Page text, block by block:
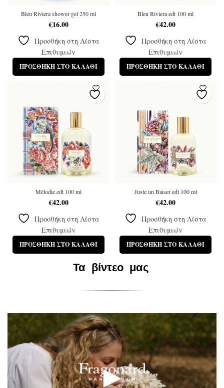
Bleu Riviera shower gel 250 ml
€16.00
Προσθήκη στη Λίστα
Επιθυμιών
ΠΡΟΣΘΉΚΗ ΣΤΟ ΚΑΛΆΘΙ
Bleu Riviera edt 100 ml
€42.00
Προσθήκη στη Λίστα
Επιθυμιών
ΠΡΟΣΘΉΚΗ ΣΤΟ ΚΑΛΆΘΙ
Mélodie edt 100 ml
€42.00
Προσθήκη στη Λίστα
Επιθυμιών
ΠΡΟΣΘΉΚΗ ΣΤΟ ΚΑΛΆΘΙ
Juste un Baiser edt 100 ml
€42.00
Προσθήκη στη Λίστα
Επιθυμιών
ΠΡΟΣΘΉΚΗ ΣΤΟ ΚΑΛΆΘΙ
Τα βίντεο μας
►